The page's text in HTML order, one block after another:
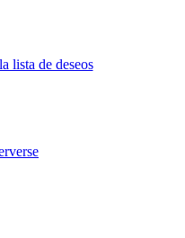
lista de deseos